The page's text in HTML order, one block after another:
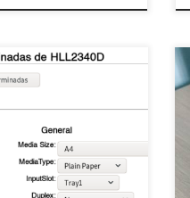
debido a mi
en «la solución».
problema: Yo usaba
y esta impresora en
5 años y […]